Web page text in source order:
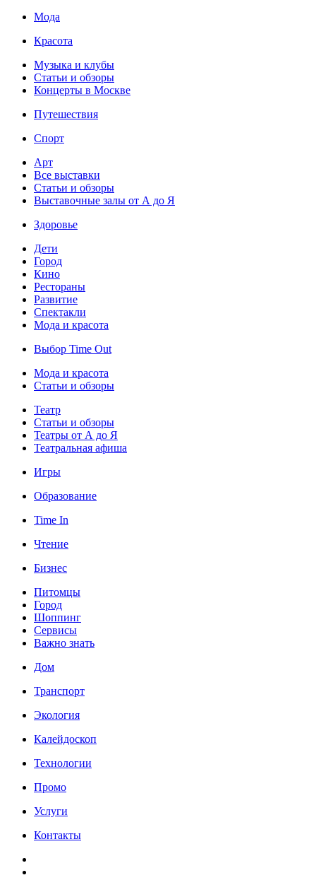
Мода
Красота
Музыка и клубы
Статьи и обзоры
Концерты в Москве
Путешествия
Спорт
Арт
Все выставки
Статьи и обзоры
Выставочные залы от А до Я
Здоровье
Дети
Город
Кино
Рестораны
Развитие
Спектакли
Мода и красота
Выбор Time Out
Мода и красота
Статьи и обзоры
Театр
Статьи и обзоры
Театры от А до Я
Театральная афиша
Игры
Образование
Time In
Чтение
Бизнес
Питомцы
Город
Шоппинг
Сервисы
Важно знать
Дом
Транспорт
Экология
Калейдоскоп
Технологии
Промо
Услуги
Контакты